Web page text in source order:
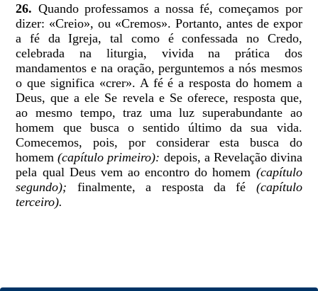
26. Quando professamos a nossa fé, começamos por
dizer: «Creio», ou «Cremos». Portanto, antes de expor
a fé da Igreja, tal como é confessada no Credo,
celebrada na liturgia, vivida na prática dos
mandamentos e na oração, perguntemos a nós mesmos
o que significa «crer». A fé é a resposta do homem a
Deus, que a ele Se revela e Se oferece, resposta que,
ao mesmo tempo, traz uma luz superabundante ao
homem que busca o sentido último da sua vida.
Comecemos, pois, por considerar esta busca do
homem(capítulo primeiro): depois, a Revelação divina
pela qual Deus vem ao encontro do homem (capítulo
segundo); finalmente, a resposta da fé (capítulo
terceiro).